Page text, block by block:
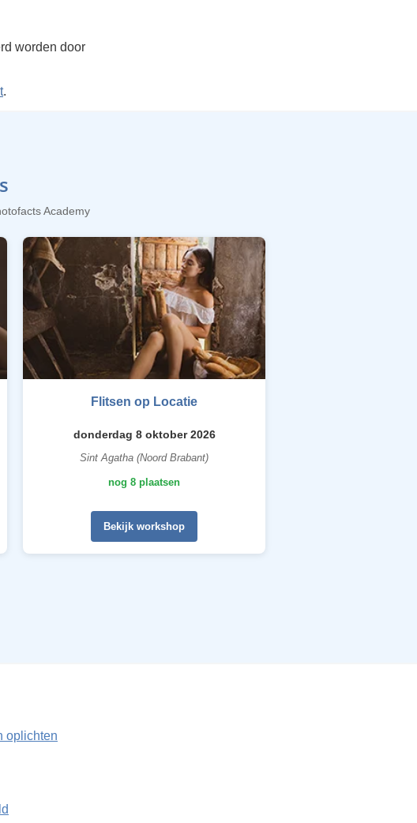
worden door
.
Academy
Flitsen op Locatie
donderdag 8 oktober 2026
Sint Agatha (Noord Brabant)
nog 8 plaatsen
Bekijk workshop
oplichten